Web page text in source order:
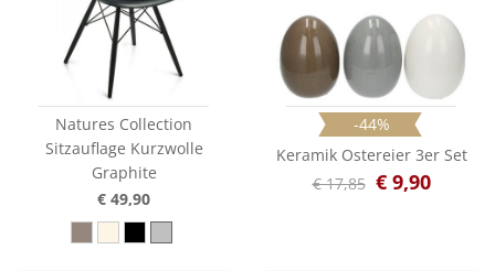
Natures Collection
Sitzauflage Kurzwolle
Graphite
€ 49,90
-44%
Keramik Ostereier 3er Set
€ 17,85 € 9,90